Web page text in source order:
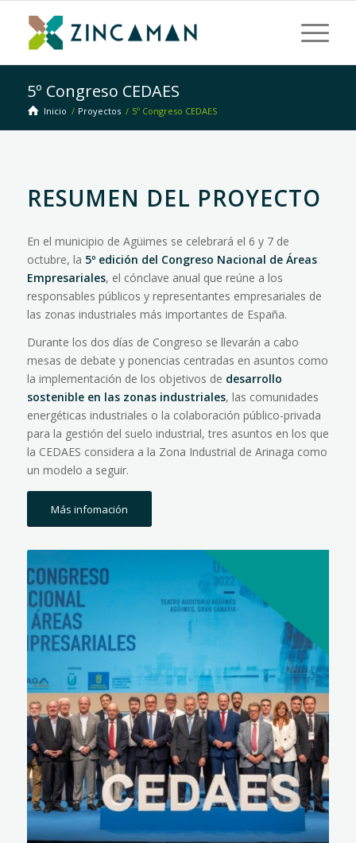
5º Congreso CEDAES
Inicio / Proyectos / 5º Congreso CEDAES
RESUMEN DEL PROYECTO
En el municipio de Agüimes se celebrará el 6 y 7 de
octubre, la 5º edición del Congreso Nacional de Áreas
Empresariales, el cónclave anual que reúne a los
responsables públicos y representantes empresariales de
las zonas industriales más importantes de España.
Durante los dos días de Congreso se llevarán a cabo
mesas de debate y ponencias centradas en asuntos como
la implementación de los objetivos de desarrollo
sostenible en las zonas industriales, las comunidades
energéticas industriales o la colaboración público-privada
para la gestión del suelo industrial, tres asuntos en los que
la CEDAES considera a la Zona Industrial de Arinaga como
un modelo a seguir.
Más infomación